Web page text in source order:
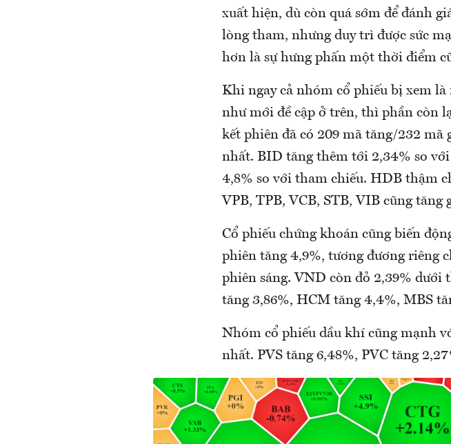
xuất hiện, dù còn quá sớm để đánh
lòng tham, nhưng duy trì được sức
hơn là sự hưng phấn một thời điểm
Khi ngay cả nhóm cổ phiếu bị xem
như mới đề cập ở trên, thì phần còn
kết phiên đã có 209 mã tăng/232
nhất. BID tăng thêm tới 2,34% so
4,8% so với tham chiếu. HDB thậm
VPB, TPB, VCB, STB, VIB cũng tăng
Cổ phiếu chứng khoán cũng biến
phiên tăng 4,9%, tương đương riêng
phiên sáng. VND còn đỏ 2,39% dưới
tăng 3,86%, HCM tăng 4,4%, MBS
Nhóm cổ phiếu dầu khí cũng mạnh
nhất. PVS tăng 6,48%, PVC tăng